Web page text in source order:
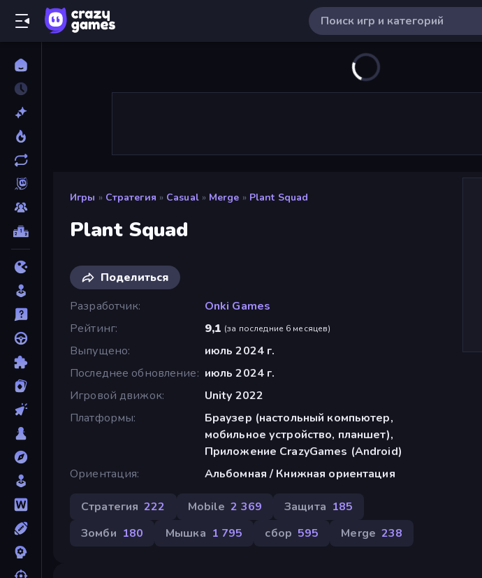
Игры » Стратегия » Casual » Merge » Plant Squad
Plant Squad
Поделиться
Разработчик
Onki Games
Рейтинг
9,1 (за последние 6 месяцев)
Выпущено
июль 2024 г.
Последнее обновление
июль 2024 г.
Игровой движок
Unity 2022
Платформы
Браузер (настольный компьютер,
мобильное устройство, планшет),
Приложение CrazyGames (Android)
Ориентация
Альбомная / Книжная ориентация
Стратегия 222 Mobile 2 369 Защита 185
Зомби 180 Мышка 1 795 сбор 595 Merge 238